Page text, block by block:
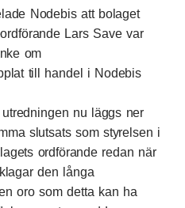
Nodebis att bolaget
Lars Save var
om
till handel i Nodebis
nu läggs ner
slutsats som styrelsen i
ordförande redan när
den långa
oro som detta kan ha